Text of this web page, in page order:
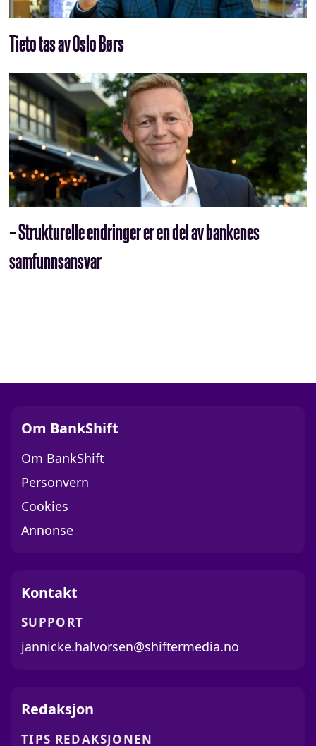
Tieto tas av Oslo Børs
– Strukturelle endringer er en del av bankenes
samfunnsansvar
Om BankShift
Om BankShift
Personvern
Cookies
Annonse
Kontakt
SUPPORT
jannicke.halvorsen@shiftermedia.no
Redaksjon
TIPS REDAKSJONEN